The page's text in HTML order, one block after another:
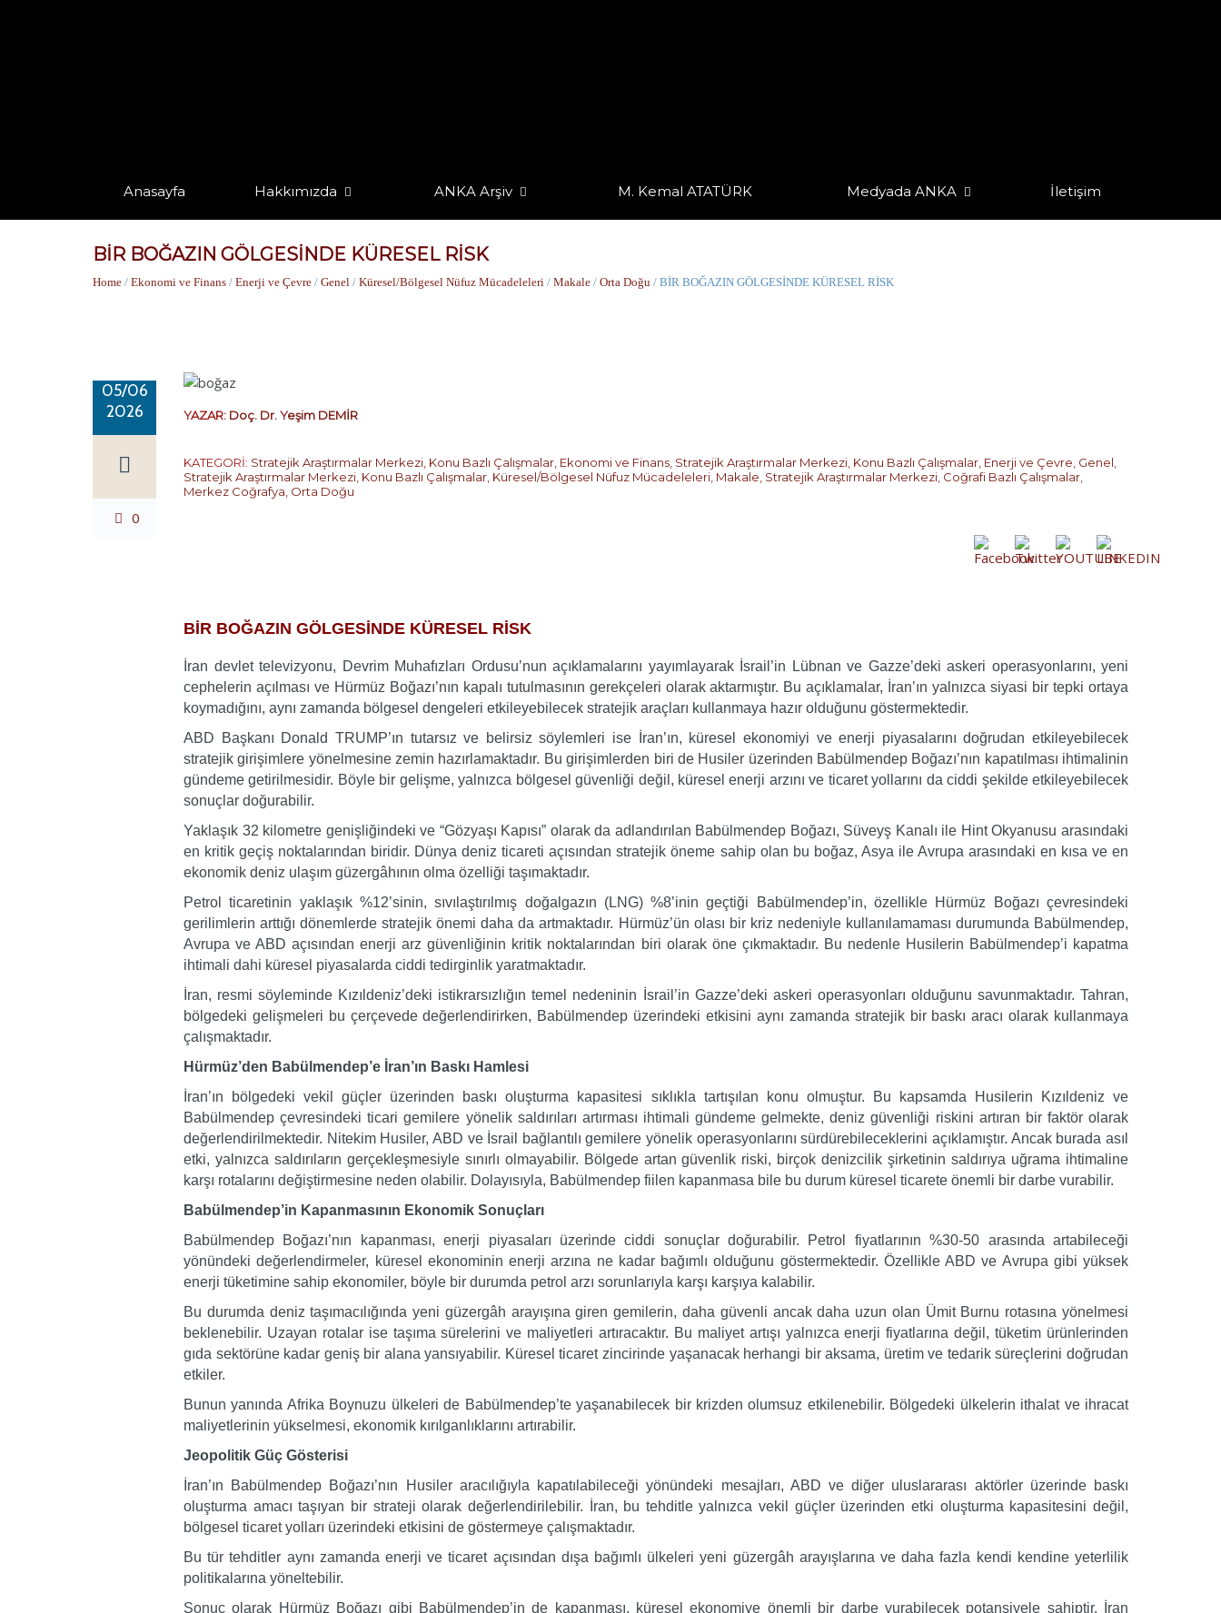
Anasayfa Hakkımızda ANKA Arşiv M. Kemal ATATÜRK Medyada ANKA İletişim
BİR BOĞAZIN GÖLGESİNDE KÜRESEL RİSK
Home / Ekonomi ve Finans / Enerji ve Çevre / Genel / Küresel/Bölgesel Nüfuz Mücadeleleri / Makale / Orta Doğu / BİR BOĞAZIN GÖLGESİNDE KÜRESEL RİSK
05/06
2026
0
YAZAR: Doç. Dr. Yeşim DEMİR
KATEGORİ: Stratejik Araştırmalar Merkezi, Konu Bazlı Çalışmalar, Ekonomi ve Finans, Stratejik Araştırmalar Merkezi, Konu Bazlı Çalışmalar, Enerji ve Çevre, Genel,
Stratejik Araştırmalar Merkezi, Konu Bazlı Çalışmalar, Küresel/Bölgesel Nüfuz Mücadeleleri, Makale, Stratejik Araştırmalar Merkezi, Coğrafi Bazlı Çalışmalar,
Merkez Coğrafya, Orta Doğu
BİR BOĞAZIN GÖLGESİNDE KÜRESEL RİSK
İran devlet televizyonu, Devrim Muhafızları Ordusu’nun açıklamalarını yayımlayarak İsrail’in Lübnan ve Gazze’deki askeri operasyonlarını, yeni
cephelerin açılması ve Hürmüz Boğazı’nın kapalı tutulmasının gerekçeleri olarak aktarmıştır. Bu açıklamalar, İran’ın yalnızca siyasi bir tepki ortaya
koymadığını, aynı zamanda bölgesel dengeleri etkileyebilecek stratejik araçları kullanmaya hazır olduğunu göstermektedir.
ABD Başkanı Donald TRUMP’ın tutarsız ve belirsiz söylemleri ise İran’ın, küresel ekonomiyi ve enerji piyasalarını doğrudan etkileyebilecek
stratejik girişimlere yönelmesine zemin hazırlamaktadır. Bu girişimlerden biri de Husiler üzerinden Babülmendep Boğazı’nın kapatılması ihtimalinin
gündeme getirilmesidir. Böyle bir gelişme, yalnızca bölgesel güvenliği değil, küresel enerji arzını ve ticaret yollarını da ciddi şekilde etkileyebilecek
sonuçlar doğurabilir.
Yaklaşık 32 kilometre genişliğindeki ve “Gözyaşı Kapısı” olarak da adlandırılan Babülmendep Boğazı, Süveyş Kanalı ile Hint Okyanusu arasındaki
en kritik geçiş noktalarından biridir. Dünya deniz ticareti açısından stratejik öneme sahip olan bu boğaz, Asya ile Avrupa arasındaki en kısa ve en
ekonomik deniz ulaşım güzergâhının olma özelliği taşımaktadır.
Petrol ticaretinin yaklaşık %12’sinin, sıvılaştırılmış doğalgazın (LNG) %8’inin geçtiği Babülmendep’in, özellikle Hürmüz Boğazı çevresindeki
gerilimlerin arttığı dönemlerde stratejik önemi daha da artmaktadır. Hürmüz’ün olası bir kriz nedeniyle kullanılamaması durumunda Babülmendep,
Avrupa ve ABD açısından enerji arz güvenliğinin kritik noktalarından biri olarak öne çıkmaktadır. Bu nedenle Husilerin Babülmendep’i kapatma
ihtimali dahi küresel piyasalarda ciddi tedirginlik yaratmaktadır.
İran, resmi söyleminde Kızıldeniz’deki istikrarsızlığın temel nedeninin İsrail’in Gazze’deki askeri operasyonları olduğunu savunmaktadır. Tahran,
bölgedeki gelişmeleri bu çerçevede değerlendirirken, Babülmendep üzerindeki etkisini aynı zamanda stratejik bir baskı aracı olarak kullanmaya
çalışmaktadır.
Hürmüz’den Babülmendep’e İran’ın Baskı Hamlesi
İran’ın bölgedeki vekil güçler üzerinden baskı oluşturma kapasitesi sıklıkla tartışılan konu olmuştur. Bu kapsamda Husilerin Kızıldeniz ve
Babülmendep çevresindeki ticari gemilere yönelik saldırıları artırması ihtimali gündeme gelmekte, deniz güvenliği riskini artıran bir faktör olarak
değerlendirilmektedir. Nitekim Husiler, ABD ve İsrail bağlantılı gemilere yönelik operasyonlarını sürdürebileceklerini açıklamıştır. Ancak burada asıl
etki, yalnızca saldırıların gerçekleşmesiyle sınırlı olmayabilir. Bölgede artan güvenlik riski, birçok denizcilik şirketinin saldırıya uğrama ihtimaline
karşı rotalarını değiştirmesine neden olabilir. Dolayısıyla, Babülmendep fiilen kapanmasa bile bu durum küresel ticarete önemli bir darbe vurabilir.
Babülmendep’in Kapanmasının Ekonomik Sonuçları
Babülmendep Boğazı’nın kapanması, enerji piyasaları üzerinde ciddi sonuçlar doğurabilir. Petrol fiyatlarının %30-50 arasında artabileceği
yönündeki değerlendirmeler, küresel ekonominin enerji arzına ne kadar bağımlı olduğunu göstermektedir. Özellikle ABD ve Avrupa gibi yüksek
enerji tüketimine sahip ekonomiler, böyle bir durumda petrol arzı sorunlarıyla karşı karşıya kalabilir.
Bu durumda deniz taşımacılığında yeni güzergâh arayışına giren gemilerin, daha güvenli ancak daha uzun olan Ümit Burnu rotasına yönelmesi
beklenebilir. Uzayan rotalar ise taşıma sürelerini ve maliyetleri artıracaktır. Bu maliyet artışı yalnızca enerji fiyatlarına değil, tüketim ürünlerinden
gıda sektörüne kadar geniş bir alana yansıyabilir. Küresel ticaret zincirinde yaşanacak herhangi bir aksama, üretim ve tedarik süreçlerini doğrudan
etkiler.
Bunun yanında Afrika Boynuzu ülkeleri de Babülmendep’te yaşanabilecek bir krizden olumsuz etkilenebilir. Bölgedeki ülkelerin ithalat ve ihracat
maliyetlerinin yükselmesi, ekonomik kırılganlıklarını artırabilir.
Jeopolitik Güç Gösterisi
İran’ın Babülmendep Boğazı’nın Husiler aracılığıyla kapatılabileceği yönündeki mesajları, ABD ve diğer uluslararası aktörler üzerinde baskı
oluşturma amacı taşıyan bir strateji olarak değerlendirilebilir. İran, bu tehditle yalnızca vekil güçler üzerinden etki oluşturma kapasitesini değil,
bölgesel ticaret yolları üzerindeki etkisini de göstermeye çalışmaktadır.
Bu tür tehditler aynı zamanda enerji ve ticaret açısından dışa bağımlı ülkeleri yeni güzergâh arayışlarına ve daha fazla kendi kendine yeterlilik
politikalarına yöneltebilir.
Sonuç olarak Hürmüz Boğazı gibi Babülmendep’in de kapanması, küresel ekonomiye önemli bir darbe vurabilecek potansiyele sahiptir. İran